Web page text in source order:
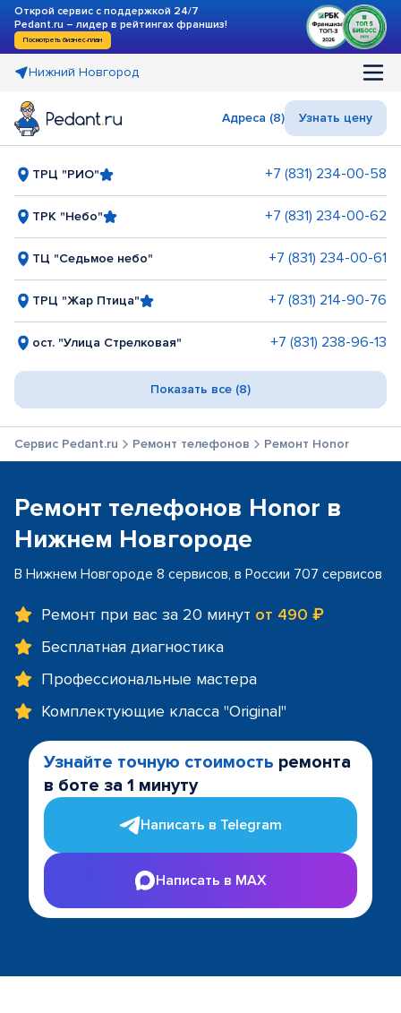
Открой сервис с поддержкой 24/7
Pedant.ru – лидер в рейтингах франшиз!
Посмотреть бизнес-план
Нижний Новгород
Адреса (8) Узнать цену
ТРЦ "РИО" +7 (831) 234-00-58
ТРК "Небо" +7 (831) 234-00-62
ТЦ "Седьмое небо" +7 (831) 234-00-61
ТРЦ "Жар Птица" +7 (831) 214-90-76
ост. "Улица Стрелковая" +7 (831) 238-96-13
Показать все (8)
Сервис Pedant.ru Ремонт телефонов Ремонт Honor
Ремонт телефонов Honor в
Нижнем Новгороде
В Нижнем Новгороде 8 сервисов, в России 707 сервисов
Ремонт при вас за 20 минут от 490 ₽
Бесплатная диагностика
Профессиональные мастера
Комплектующие класса "Original"
Узнайте точную стоимость ремонта
в боте за 1 минуту
Написать в Telegram
Написать в MAX